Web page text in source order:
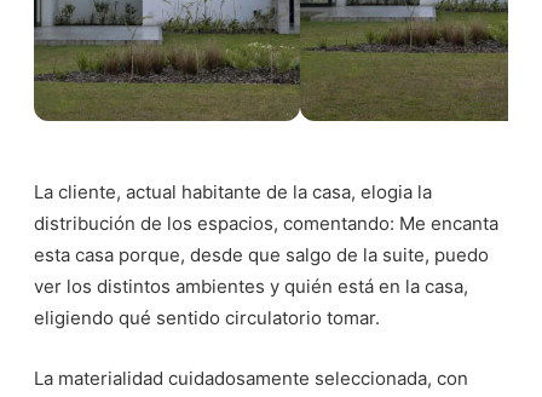
La cliente, actual habitante de la casa, elogia la
distribución de los espacios, comentando: Me encanta
esta casa porque, desde que salgo de la suite, puedo
ver los distintos ambientes y quién está en la casa,
eligiendo qué sentido circulatorio tomar.
La materialidad cuidadosamente seleccionada, con